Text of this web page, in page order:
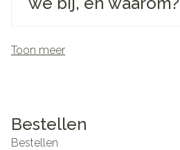
Toon meer
Bestellen
Bestellen